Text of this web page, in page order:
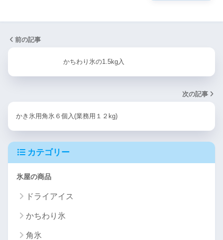
前の記事
かちわり氷の1.5kg入
次の記事
かき氷用角氷６個入(業務用１２kg)
カテゴリー
氷屋の商品
ドライアイス
かちわり氷
角氷